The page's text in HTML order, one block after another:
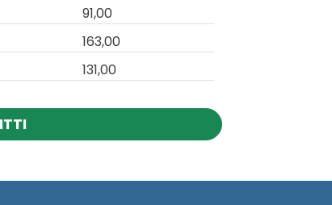
91,00
163,00
131,00